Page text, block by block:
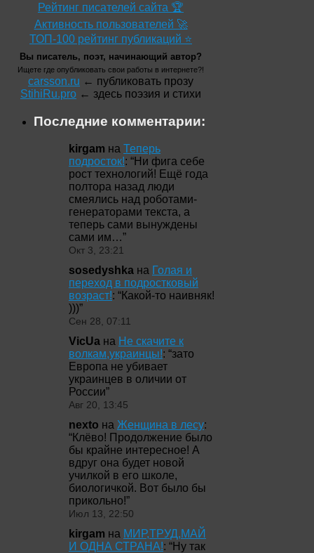
Рейтинг писателей сайта 🏆
Активность пользователей 🚀
ТОП-100 рейтинг публикаций ⭐
Вы писатель, поэт, начинающий автор?
Ищете где опубликовать свои работы в интернете?!
carsson.ru ← публиковать прозу
StihiRu.pro ← здесь поэзия и стихи
Последние комментарии:
kirgam на Теперь
подросток!: “Ни фига себе
рост технологий! Ещё года
полтора назад люди
смеялись над роботами-
генераторами текста, а
теперь сами вынуждены
сами им…”
Окт 3, 23:21
sosedyshka на Голая и
переход в подростковый
возраст!: “Какой-то наивняк!
)))”
Сен 28, 07:11
VicUa на Не скачите к
волкам,украинцы!: “зато
Европа не убивает
украинцев в оличии от
России”
Авг 20, 13:45
nexto на Женщина в лесу:
“Клёво! Продолжение было
бы крайне интересное! А
вдруг она будет новой
училкой в его школе,
биологичкой. Вот было бы
прикольно!”
Июл 13, 22:50
kirgam на МИР,ТРУД,МАЙ
И ОДНА СТРАНА!: “Ну так